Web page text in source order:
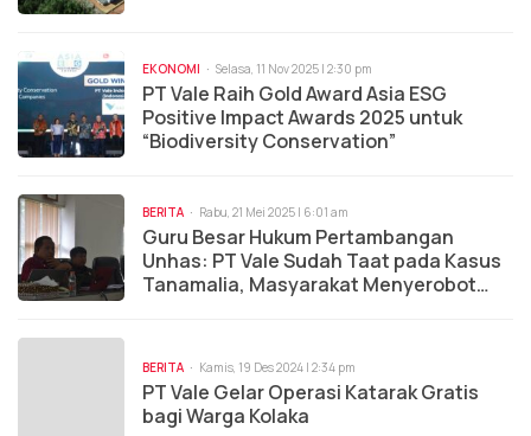
EKONOMI Selasa, 11 Nov 2025 | 2:30 pm
PT Vale Raih Gold Award Asia ESG
Positive Impact Awards 2025 untuk
“Biodiversity Conservation”
BERITA Rabu, 21 Mei 2025 | 6:01 am
Guru Besar Hukum Pertambangan
Unhas: PT Vale Sudah Taat pada Kasus
Tanamalia, Masyarakat Menyerobot
BERITA Kamis, 19 Des 2024 | 2:34 pm
PT Vale Gelar Operasi Katarak Gratis
bagi Warga Kolaka